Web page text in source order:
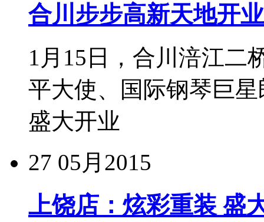
合川步步高新天地开
1月15日，合川涪江二
平大使、国际钢琴巨
盛大开业
27 05月2015
上饶店：炫彩重装 盛